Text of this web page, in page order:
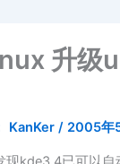
升级
KanKer/ 2005年